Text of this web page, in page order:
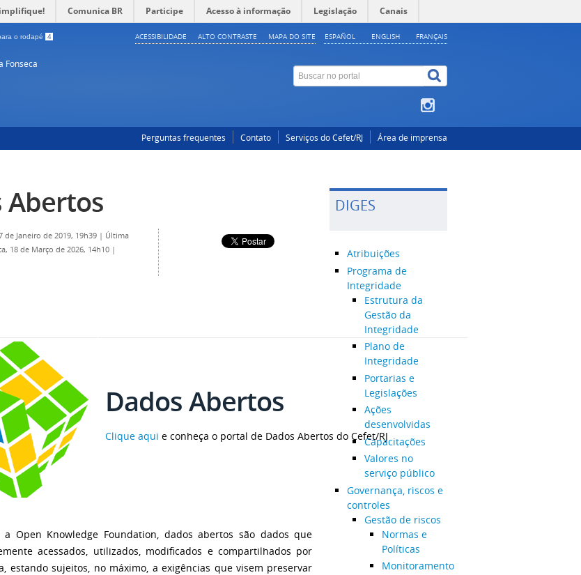
Comunica BR Participe Acesso à informação Legislação Canais
o rodapé 4 ESPAÑOL ENGLISH FRANÇAIS
ACESSIBILIDADE ALTO CONTRASTE MAPA DO SITE
Fonseca
Perguntas frequentes Contato Serviços do Cefet/RJ Área de imprensa
Abertos
Janeiro de 2019, 19h39 | Última
18 de Março de 2026, 14h10 |
Dados Abertos
Clique aqui e conheça o portal de Dados Abertos do Cefet/RJ
a Open Knowledge Foundation, dados abertos são dados que
acessados, utilizados, modificados e compartilhados por
estando sujeitos, no máximo, a exigências que visem preservar
DIGES
Atribuições
Programa de
Integridade
Estrutura da
Gestão da
Integridade
Plano de
Integridade
Portarias e
Legislações
Ações
desenvolvidas
Capacitações
Valores no
serviço público
Governança, riscos e
controles
Gestão de riscos
Normas e
Políticas
Monitoramento